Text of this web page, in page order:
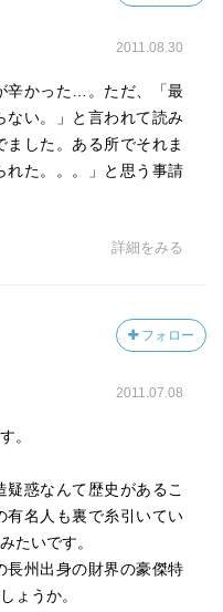
2011.08.30
辛かった…。ただ、「最
ない。」と言われて読み
した。ある所でそれま
れた。。。」と思う事請
詳細をみる
フォロー
2011.07.08
。
惑なんて歴史があるこ
有名人も裏で糸引いてい
たいです。
長州出身の財界の豪傑特
しょうか。